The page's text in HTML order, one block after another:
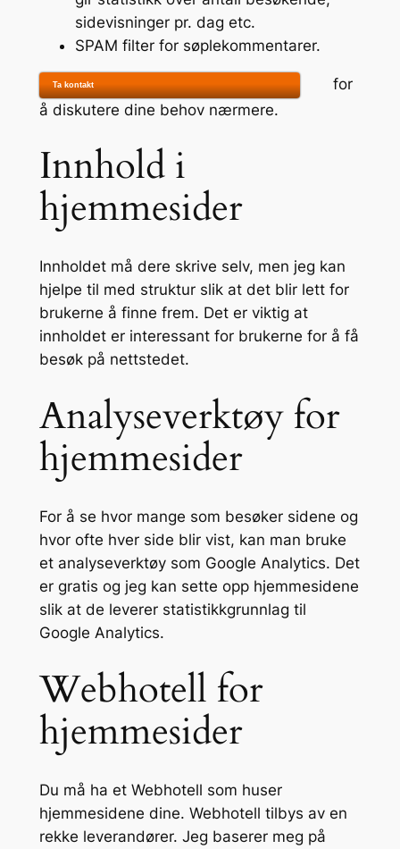
sidevisninger pr. dag etc.
SPAM filter for søplekommentarer.
Ta kontakt
for
å diskutere dine behov nærmere.
Innhold i
hjemmesider
Innholdet må dere skrive selv, men jeg kan
hjelpe til med struktur slik at det blir lett for
brukerne å finne frem. Det er viktig at
innholdet er interessant for brukerne for å få
besøk på nettstedet.
Analyseverktøy for
hjemmesider
For å se hvor mange som besøker sidene og
hvor ofte hver side blir vist, kan man bruke
et analyseverktøy som Google Analytics. Det
er gratis og jeg kan sette opp hjemmesidene
slik at de leverer statistikkgrunnlag til
Google Analytics.
Webhotell for
hjemmesider
Du må ha et Webhotell som huser
hjemmesidene dine. Webhotell tilbys av en
rekke leverandører. Jeg baserer meg på